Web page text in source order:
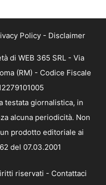
Policy - Disclaimer
di WEB 365 SRL - Via
(RM) - Codice Fiscale
testata giornalistica, in
alcuna periodicità. Non
prodotto editoriale ai
del 07.03.2001
riservati - Contattaci